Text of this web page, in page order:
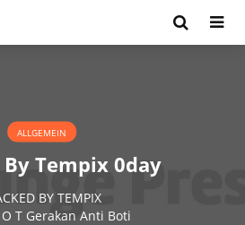
ALLGEMEIN
By Tempix 0day
BY TEMPIX
O T Gerakan Anti Boti